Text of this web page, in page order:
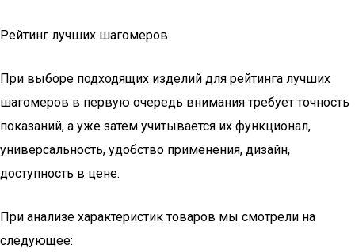
Рейтинг лучших шагомеров
При выборе подходящих изделий для рейтинга лучших
шагомеров в первую очередь внимания требует точность
показаний, а уже затем учитывается их функционал,
универсальность, удобство применения, дизайн,
доступность в цене.
При анализе характеристик товаров мы смотрели на
следующее: